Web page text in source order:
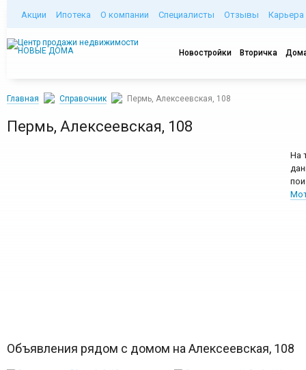
Акции Ипотека О компании Специалисты Отзывы Карьера
Новостройки Вторичка
Главная Справочник Пермь, Алексеевская, 108
Пермь, Алексеевская, 108
На
Объявления рядом с домом на Алексеевская, 108